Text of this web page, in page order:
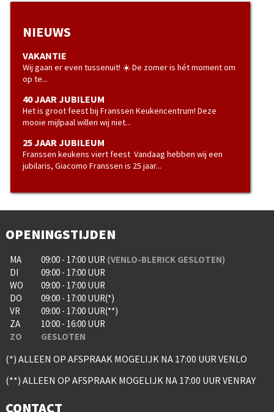
NIEUWS
VAKANTIE
Wij gaan er even tussenuit! ☀️ De zomer is hét moment om
op te...
40 JAAR JUBILEUM
Het is groot feest bij Franssen Keukencentrum! Deze
mooie mijlpaal willen wij niet...
25 JAAR JUBILEUM
Franssen keukens viert feest Vandaag hebben wij een
jubilaris, Giacomo Franssen is 25 jaar...
OPENINGSTIJDEN
MA 09:00 - 17:00 UUR (VENLO-BLERICK GESLOTEN)
DI
09:00 - 17:00 UUR
WO
09:00 - 17:00 UUR
DO
09:00 - 17:00 UUR(*)
VR
09:00 - 17:00 UUR(**)
ZA
10:00 - 16:00 UUR
ZO
GESLOTEN
(*) ALLEEN OP AFSPRAAK MOGELIJK NA 17:00 UUR VENLO
(**) ALLEEN OP AFSPRAAK MOGELIJK NA 17:00 UUR VENRAY
CONTACT